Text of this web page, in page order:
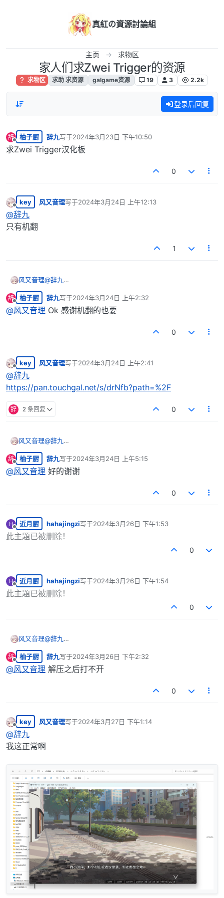
真紅の資源討論組
主页 求物区
家人们求Zwei Trigger的资源
求物区 求助 求资源 galgame资源 19 3 2.2k
登录后回复
辞
离线
柚子厨 辞九写于2024年3月23日 下午10:50
最后由 编辑
求Zwei Trigger汉化板
0
离线
key 风又音理写于2024年3月24日 上午12:13
最后由 编辑
@辞九
只有机翻
1
风又音理@辞九
辞
离线
柚子厨 辞九写于2024年3月24日 上午2:32
最后由 编辑
@风又音理 Ok 感谢机翻的也要
0
离线
key 风又音理写于2024年3月24日 上午2:41
最后由 编辑
@辞九
https://pan.touchgal.net/s/drNfb?path=%2F
辞 2 条回复 0
风又音理@辞九
辞
离线
柚子厨 辞九写于2024年3月24日 上午5:15
最后由 编辑
@风又音理 好的谢谢
0
H
离线
近月厨 hahajingzi写于2024年3月26日 下午1:53
最后由 编辑
此主題已被删除！
0
H
离线
近月厨 hahajingzi写于2024年3月26日 下午1:54
最后由 编辑
此主題已被删除！
0
风又音理@辞九
辞
离线
柚子厨 辞九写于2024年3月26日 下午2:32
最后由 编辑
@风又音理 解压之后打不开
0
离线
key 风又音理写于2024年3月27日 下午1:14
最后由 编辑
@辞九
我这正常啊